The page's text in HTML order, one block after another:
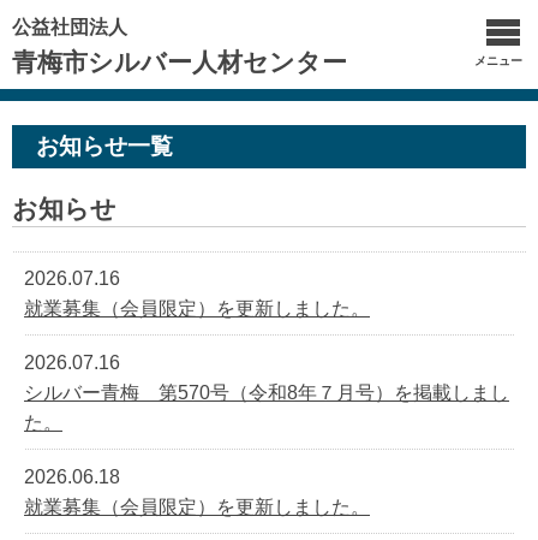
公益社団法人
青梅市シルバー人材センター メニュー
お知らせ一覧
お知らせ
2026.07.16
就業募集（会員限定）を更新しました。
2026.07.16
シルバー青梅 第570号（令和8年７月号）を掲載しまし
た。
2026.06.18
就業募集（会員限定）を更新しました。